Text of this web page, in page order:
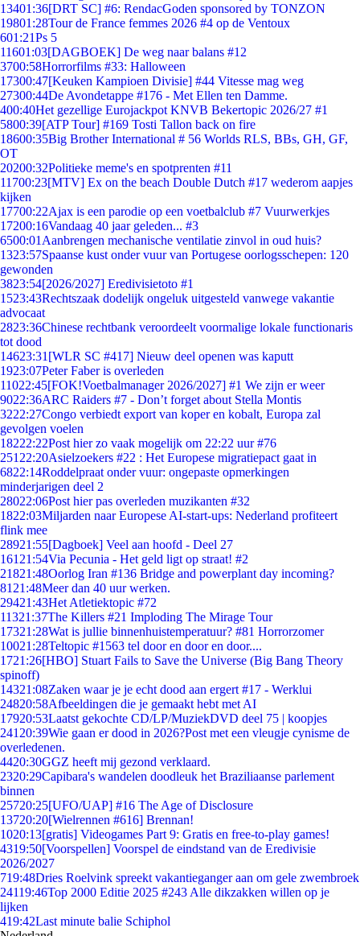
13401:36[DRT SC] #6: RendacGoden sponsored by TONZON
19801:28Tour de France femmes 2026 #4 op de Ventoux
601:21Ps 5
11601:03[DAGBOEK] De weg naar balans #12
3700:58Horrorfilms #33: Halloween
17300:47[Keuken Kampioen Divisie] #44 Vitesse mag weg
27300:44De Avondetappe #176 - Met Ellen ten Damme.
400:40Het gezellige Eurojackpot KNVB Bekertopic 2026/27 #1
5800:39[ATP Tour] #169 Tosti Tallon back on fire
18600:35Big Brother International # 56 Worlds RLS, BBs, GH, GF,
OT
20200:32Politieke meme's en spotprenten #11
11700:23[MTV] Ex on the beach Double Dutch #17 wederom aapjes
kijken
17700:22Ajax is een parodie op een voetbalclub #7 Vuurwerkjes
17200:16Vandaag 40 jaar geleden... #3
6500:01 Aanbrengen mechanische ventilatie zinvol in oud huis?
1323:57Spaanse kust onder vuur van Portugese oorlogsschepen: 120
gewonden
3823:54[2026/2027] Eredivisietoto #1
1523:43Rechtszaak dodelijk ongeluk uitgesteld vanwege vakantie
advocaat
2823:36Chinese rechtbank veroordeelt voormalige lokale functionaris
tot dood
14623:31 [WLR SC #417] Nieuw deel openen was kaputt
1923:07Peter Faber is overleden
11022:45[FOK!Voetbalmanager 2026/2027] #1 We zijn er weer
9022:36ARC Raiders #7 - Don’t forget about Stella Montis
3222:27Congo verbiedt export van koper en kobalt, Europa zal
gevolgen voelen
18222:22Post hier zo vaak mogelijk om 22:22 uur #76
251 22:20Asielzoekers #22 : Het Europese migratiepact gaat in
6822:14Roddelpraat onder vuur: ongepaste opmerkingen
minderjarigen deel 2
28022:06Post hier pas overleden muzikanten #32
1822:03Miljarden naar Europese AI-start-ups: Nederland profiteert
flink mee
28921:55[Dagboek] Veel aan hoofd - Deel 27
161 21:54Via Pecunia - Het geld ligt op straat! #2
21821:48Oorlog Iran #136 Bridge and powerplant day incoming?
81 21:48Meer dan 40 uur werken.
29421:43Het Atletiektopic #72
11321:37The Killers #21 Imploding The Mirage Tour
17321:28Wat is jullie binnenhuistemperatuur? #81 Horrorzomer
10021:28Teltopic #1563 tel door en door en door....
1721:26[HBO] Stuart Fails to Save the Universe (Big Bang Theory
spinoff)
14321:08Zaken waar je je echt dood aan ergert #17 - Werklui
24820:58Afbeeldingen die je gemaakt hebt met AI
17920:53Laatst gekochte CD/LP/MuziekDVD deel 75 | koopjes
241 20:39Wie gaan er dood in 2026?Post met een vleugje cynisme de
overledenen.
4420:30GGZ heeft mij gezond verklaard.
2320:29Capibara's wandelen doodleuk het Braziliaanse parlement
binnen
25720:25[UFO/UAP] #16 The Age of Disclosure
13720:20[Wielrennen #616] Brennan!
1020:13[gratis] Videogames Part 9: Gratis en free-to-play games!
4319:50[Voorspellen] Voorspel de eindstand van de Eredivisie
2026/2027
719:48Dries Roelvink spreekt vakantieganger aan om gele zwembroek
24119:46Top 2000 Editie 2025 #243 Alle dikzakken willen op je
lijken
419:42Last minute balie Schiphol